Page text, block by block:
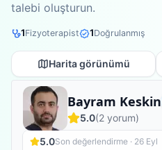
talebi oluşturun.
1Fizyoterapist 1Doğrulanmış
Harita görünümü
Bayram Keskin
Fizyoterapist
5.0(2 yorum)
5.0Son değerlendirme · 26 Eyl